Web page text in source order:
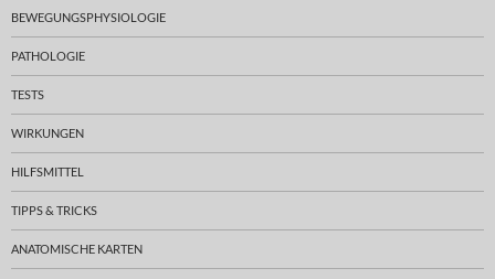
BEWEGUNGSPHYSIOLOGIE
PATHOLOGIE
TESTS
WIRKUNGEN
HILFSMITTEL
TIPPS & TRICKS
ANATOMISCHE KARTEN